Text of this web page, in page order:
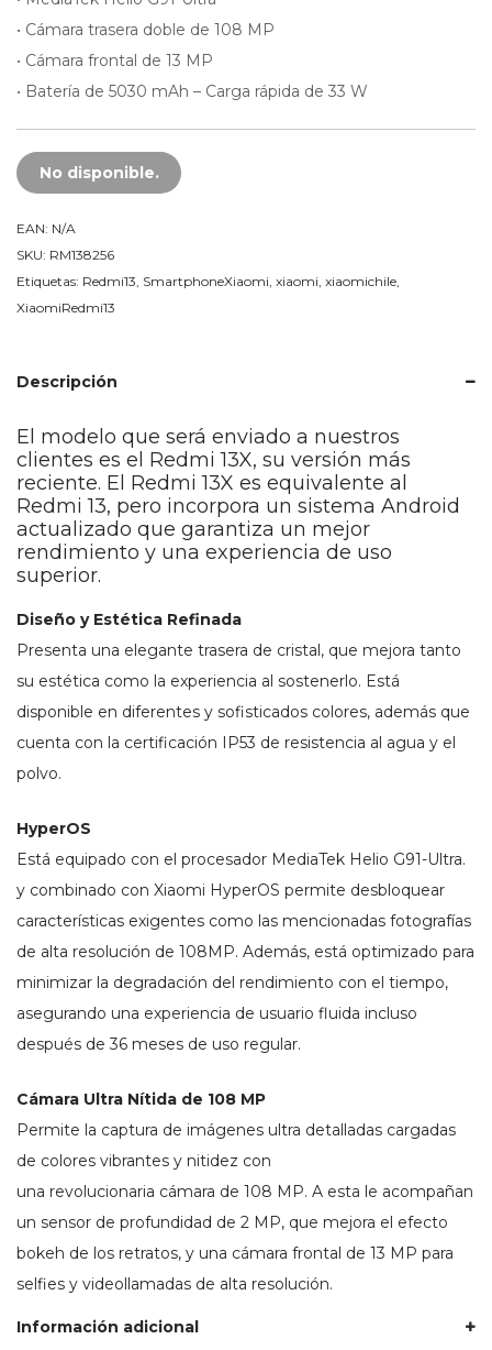
• Cámara trasera doble de 108 MP
• Cámara frontal de 13 MP
• Batería de 5030 mAh – Carga rápida de 33 W
No disponible.
EAN: N/A
SKU: RM138256
Etiquetas: Redmi13 SmartphoneXiaomi xiaomi xiaomichile
XiaomiRedmi13
Descripción
El modelo que será enviado a nuestros
clientes es el Redmi 13X, su versión más
reciente. El Redmi 13X es equivalente al
Redmi 13, pero incorpora un sistema Android
actualizado que garantiza un mejor
rendimiento y una experiencia de uso
superior.
Diseño y Estética Refinada
Presenta una elegante trasera de cristal, que mejora tanto
su estética como la experiencia al sostenerlo. Está
disponible en diferentes y sofisticados colores, además que
cuenta con la certificación IP53 de resistencia al agua y el
polvo.
HyperOS
Está equipado con el procesador MediaTek Helio G91-Ultra.
y combinado con Xiaomi HyperOS permite desbloquear
características exigentes como las mencionadas fotografías
de alta resolución de 108MP. Además, está optimizado para
minimizar la degradación del rendimiento con el tiempo,
asegurando una experiencia de usuario fluida incluso
después de 36 meses de uso regular.
Cámara Ultra Nítida de 108 MP
Permite la captura de imágenes ultra detalladas cargadas
de colores vibrantes y nitidez con
una revolucionaria cámara de 108 MP. A esta le acompañan
un sensor de profundidad de 2 MP, que mejora el efecto
bokeh de los retratos, y una cámara frontal de 13 MP para
selfies y videollamadas de alta resolución.
Información adicional